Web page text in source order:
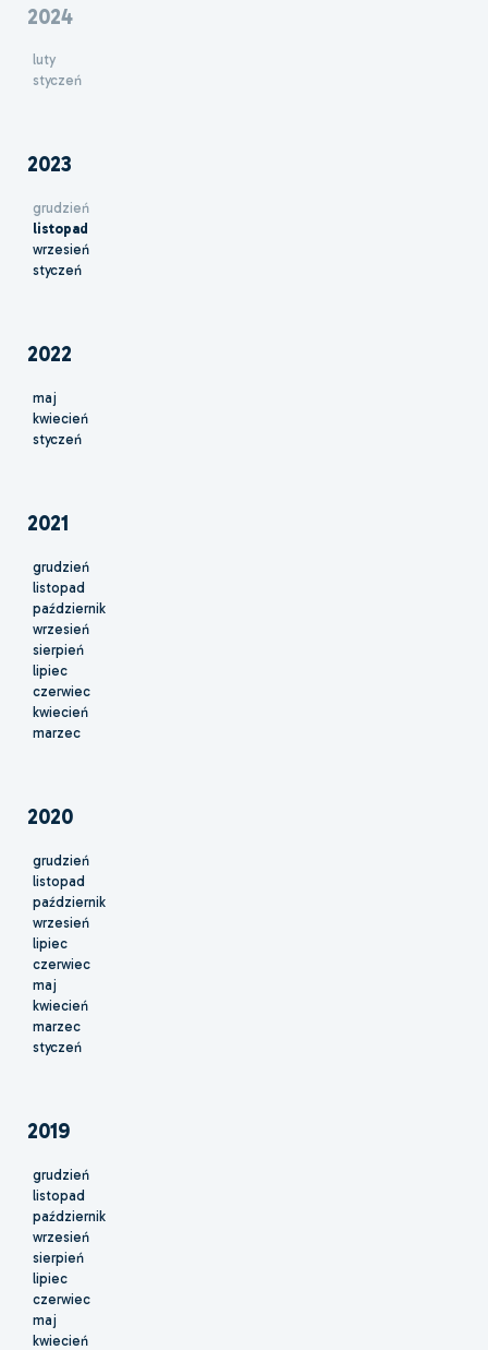
2024
luty
styczeń
2023
grudzień
listopad
wrzesień
styczeń
2022
maj
kwiecień
styczeń
2021
grudzień
listopad
październik
wrzesień
sierpień
lipiec
czerwiec
kwiecień
marzec
2020
grudzień
listopad
październik
wrzesień
lipiec
czerwiec
maj
kwiecień
marzec
styczeń
2019
grudzień
listopad
październik
wrzesień
sierpień
lipiec
czerwiec
maj
kwiecień